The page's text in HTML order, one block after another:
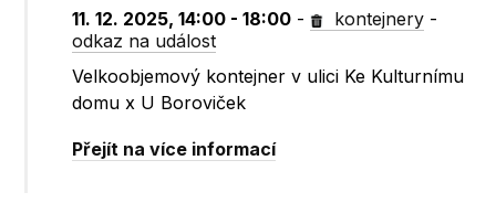
11. 12. 2025, 14:00 - 18:00 - kontejnery -
odkaz na událost
Velkoobjemový kontejner v ulici Ke Kulturnímu
domu x U Boroviček
Přejít na více informací